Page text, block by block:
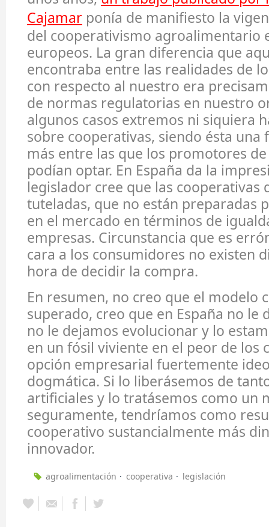
Cajamar ponía de manifiesto la
del cooperativismo agroalimentario
europeos. La gran diferencia que
encontraba entre las realidades de
con respecto al nuestro era
de normas regulatorias en nuestro
algunos casos extremos ni siquiera
sobre cooperativas, siendo ésta
más entre las que los promotores
podían optar. En España da la
legislador cree que las cooperativas
tuteladas, que no están preparadas
en el mercado en términos de
empresas. Circunstancia que es
cara a los consumidores no existen
hora de decidir la compra.
En resumen, no creo que el modelo
superado, creo que en España no le
no le dejamos evolucionar y lo
en un fósil viviente en el peor de los
opción empresarial fuertemente
dogmática. Si lo liberásemos de
artificiales y lo tratásemos como un
seguramente, tendríamos como
cooperativo sustancialmente más
innovador.
agroalimentación cooperativa legislación